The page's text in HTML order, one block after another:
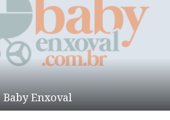
Baby Enxoval